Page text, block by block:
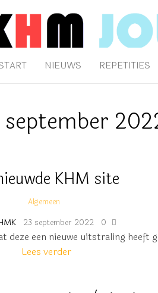
Hengelo's Mannenkoor
NIEUWS REPETITIES
september
KHM site
Algemeen
23 september 2022 0
deze een nieuwe uitstraling
Lees verder